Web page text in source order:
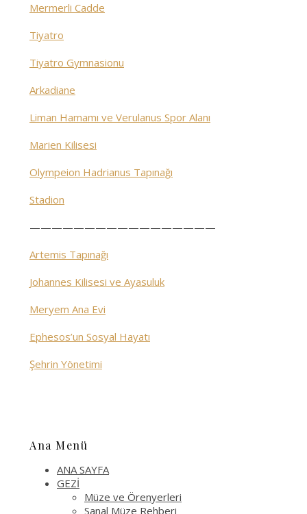
Mermerli Cadde
Tiyatro
Tiyatro Gymnasionu
Arkadiane
Liman Hamamı ve Verulanus Spor Alanı
Marien Kilisesi
Olympeion Hadrianus Tapınağı
Stadion
—————————————————
Artemis Tapınağı
Johannes Kilisesi ve Ayasuluk
Meryem Ana Evi
Ephesos’un Sosyal Hayatı
Şehrin Yönetimi
Ana Menü
ANA SAYFA
GEZİ
Müze ve Örenyerleri
Sanal Müze Rehberi